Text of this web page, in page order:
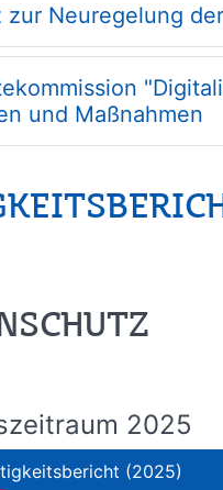
zur Neuregelung
Chancen und Maßnahmen
2025
(2025)